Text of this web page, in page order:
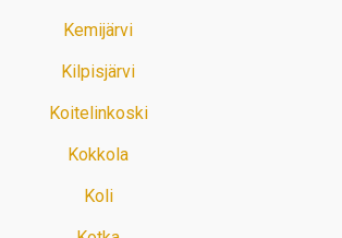
Kemijärvi
Kilpisjärvi
Koitelinkoski
Kokkola
Koli